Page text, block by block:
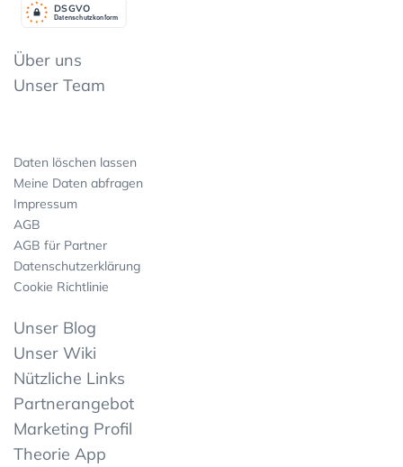
Datenschutzkonform
DSGVO
Über uns
Unser Team
Daten löschen lassen
Meine Daten abfragen
Impressum
AGB
AGB für Partner
Datenschutzerklärung
Cookie Richtlinie
Unser Blog
Unser Wiki
Nützliche Links
Partnerangebot
Marketing Profil
Theorie App